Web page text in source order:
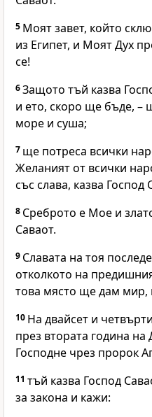
5 Моят завет, който
из Египет, и Моят Дух
се!
6Защото тъй казва
и ето, скоро ще бъде, –
море и суша;
7 ще потреса всички
Желаният от всички
със слава, казва Господ
8 Среброто е Мое и
Саваот.
9 Славата на тоя
отколкото на
това място ще дам мир,
10 На двайсет и
през втората година
Господне чрез пророк
11 тъй казва Господ
за закона и кажи: